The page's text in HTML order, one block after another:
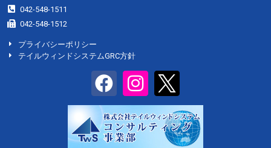
042-548-1511
042-548-1512
プライバシーポリシー
テイルウィンドシステムGRC方針